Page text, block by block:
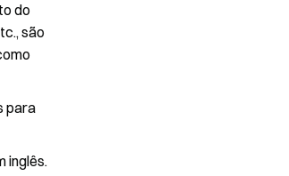
do
são
para
inglês.